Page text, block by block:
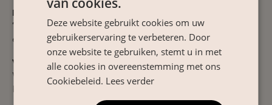
Materiaal
75% polyamide, 25% elastaan. Licht en ademend met
een fijne stretch die prettig meebeweegt.
Verzorgingsinstructies
Wassen op 30°C. Niet in de droger om de kwaliteit te
behouden.
Deze website gebruikt cookies om uw
gebruikerservaring te verbeteren. Door
onze website te gebruiken, stemt u in met
alle cookies in overeenstemming met ons
Cookiebeleid. Lees verder